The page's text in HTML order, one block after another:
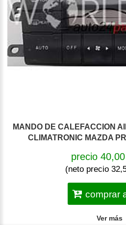
MANDO DE CALEFACCION
CLIMATRONIC MAZDA
precio
(neto precio
comprar
Ver más